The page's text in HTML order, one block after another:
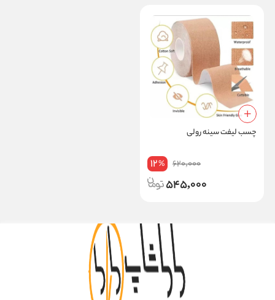
چسب لیفت سینه رولی
620,000
12%
545,000